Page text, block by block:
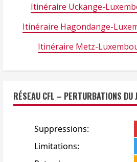
Itinéraire Uckange-
Itinéraire Hagondange-
Itinéraire Metz-
RÉSEAU CFL – PERTURBATIONS DU